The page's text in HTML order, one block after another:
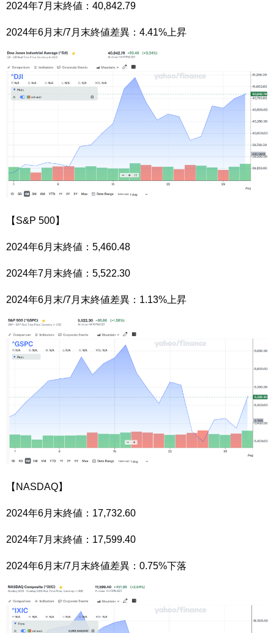
2024年7月末終値：40,842.79
2024年6月末/7月末終値差異：4.41%上昇
【S&P 500】
2024年6月末終値：5,460.48
2024年7月末終値：5,522.30
2024年6月末/7月末終値差異：1.13%上昇
【NASDAQ】
2024年6月末終値：17,732.60
2024年7月末終値：17,599.40
2024年6月末/7月末終値差異：0.75%下落